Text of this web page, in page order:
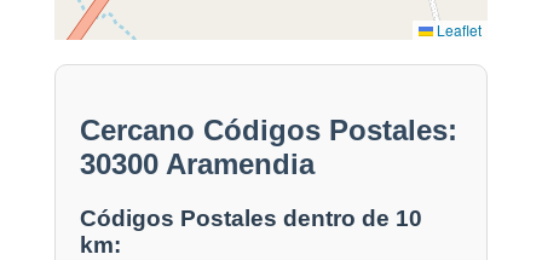
Leaflet
Cercano Códigos Postales:
30300 Aramendia
Códigos Postales dentro de 10
km: